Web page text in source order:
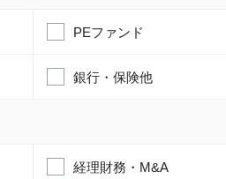
PEファンド
銀行・保険他
経理財務・M&A